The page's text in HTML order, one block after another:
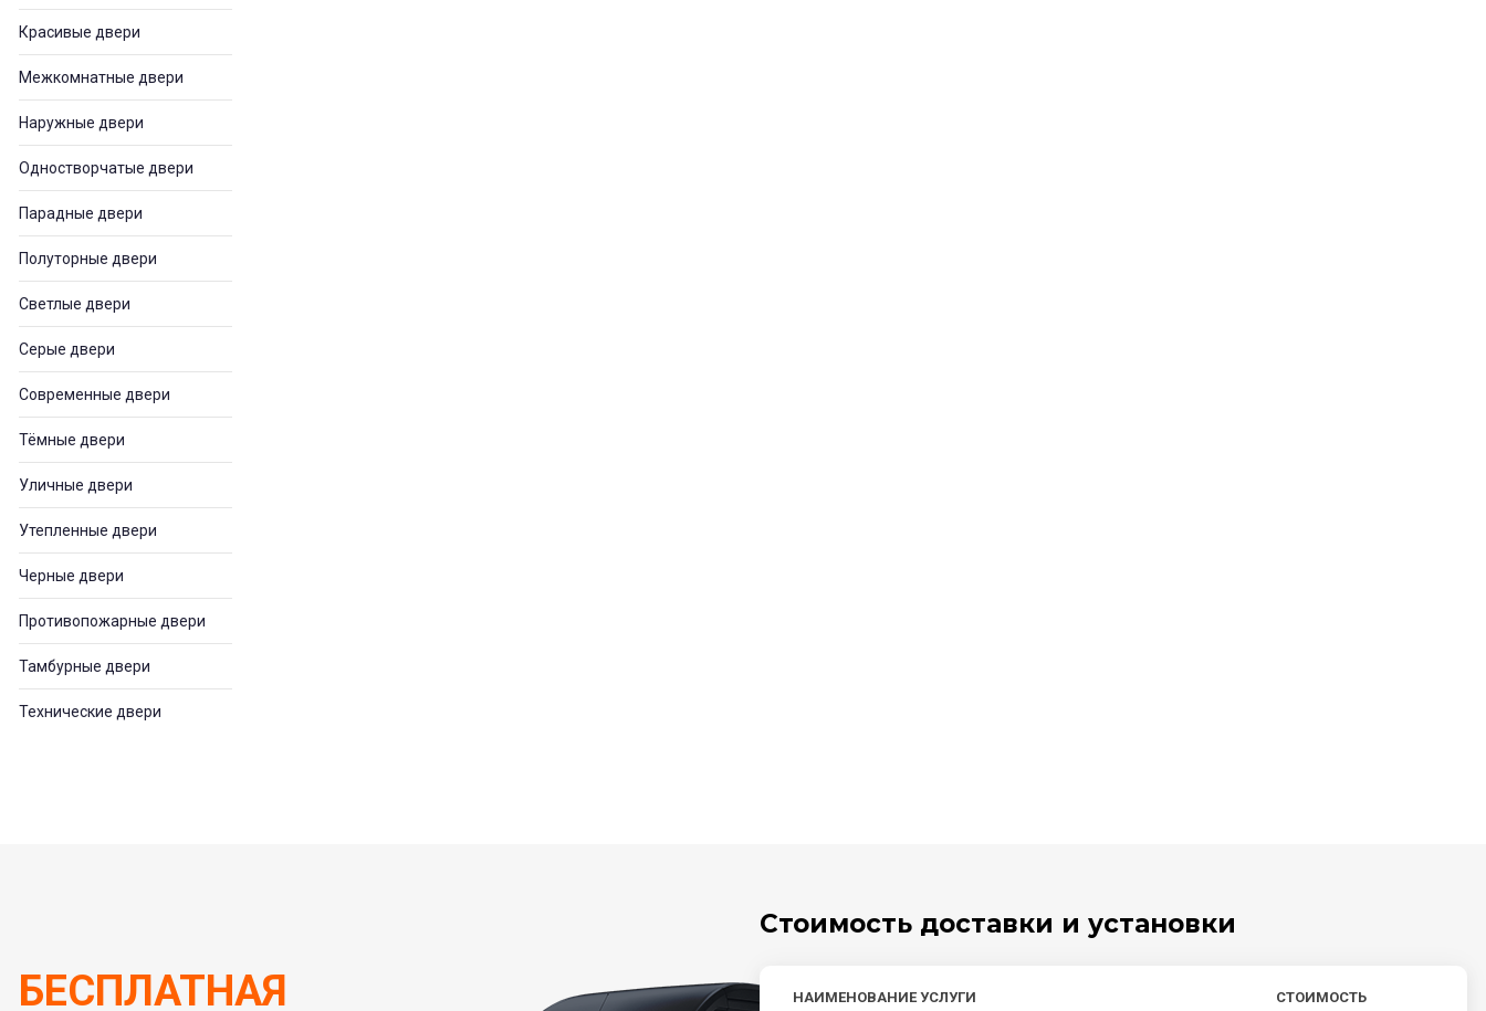
Красивые двери
Межкомнатные двери
Наружные двери
Одностворчатые двери
Парадные двери
Полуторные двери
Светлые двери
Серые двери
Современные двери
Тёмные двери
Уличные двери
Утепленные двери
Черные двери
Противопожарные двери
Тамбурные двери
Технические двери
БЕСПЛАТНАЯ
Стоимость доставки и установки
НАИМЕНОВАНИЕ УСЛУГИ СТОИМОСТЬ